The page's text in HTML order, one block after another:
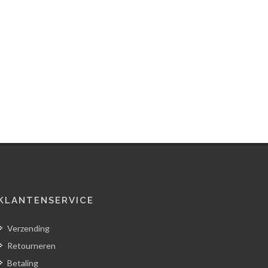
Verzending
Retourneren
Betaling